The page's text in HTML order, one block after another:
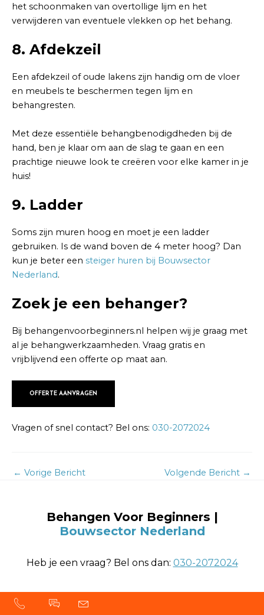
het schoonmaken van overtollige lijm en het
verwijderen van eventuele vlekken op het behang.
8. Afdekzeil
Een afdekzeil of oude lakens zijn handig om de vloer
en meubels te beschermen tegen lijm en
behangresten.
Met deze essentiële behangbenodigdheden bij de
hand, ben je klaar om aan de slag te gaan en een
prachtige nieuwe look te creëren voor elke kamer in je
huis!
9. Ladder
Soms zijn muren hoog en moet je een ladder
gebruiken. Is de wand boven de 4 meter hoog? Dan
kun je beter een steiger huren bij Bouwsector
Nederland.
Zoek je een behanger?
Bij behangenvoorbeginners.nl helpen wij je graag met
al je behangwerkzaamheden. Vraag gratis en
vrijblijvend een offerte op maat aan.
OFFERTE AANVRAGEN
Vragen of snel contact? Bel ons: 030-2072024
← Vorige Bericht Volgende Bericht →
Behangen Voor Beginners |
Bouwsector Nederland
Heb je een vraag? Bel ons dan: 030-2072024